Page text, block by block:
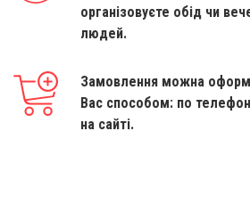
організовуєте обід чи
людей.
Замовлення можна
Вас способом: по
на сайті.